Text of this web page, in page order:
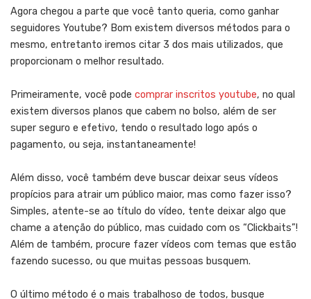
Agora chegou a parte que você tanto queria, como ganhar
seguidores Youtube? Bom existem diversos métodos para o
mesmo, entretanto iremos citar 3 dos mais utilizados, que
proporcionam o melhor resultado.
Primeiramente, você pode comprar inscritos youtube, no qual
existem diversos planos que cabem no bolso, além de ser
super seguro e efetivo, tendo o resultado logo após o
pagamento, ou seja, instantaneamente!
Além disso, você também deve buscar deixar seus vídeos
propícios para atrair um público maior, mas como fazer isso?
Simples, atente-se ao título do vídeo, tente deixar algo que
chame a atenção do público, mas cuidado com os “Clickbaits”!
Além de também, procure fazer vídeos com temas que estão
fazendo sucesso, ou que muitas pessoas busquem.
O último método é o mais trabalhoso de todos, busque